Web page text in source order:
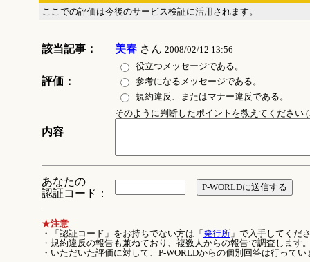
ここでの評価は今後のサービス検証に活用されます。
該当記事： 美春さん 2008/02/12 13:56
評価：
役立つメッセージである。
参考になるメッセージである。
規約違反、またはマナー違反である。
内容
そのように判断したポイントを教えてください
あなたの
認証コード：
★注意
・「認証コード」をお持ちでない方は「 発行所」で入手してくだ
・規約違反の報告も兼ねており、複数人からの報告で調査します
・いただいた評価に対して、P-WORLDからの個別回答は行ってい